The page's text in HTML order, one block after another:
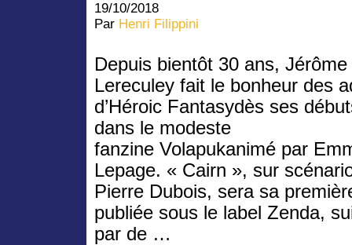
19/10/2018
Par Henri Filippini
Depuis bientôt 30 ans, Jérôme
Lereculey fait le bonheur des
d’Héroic Fantasydès ses
dans le modeste
fanzine Volapukanimé par
Lepage. « Cairn », sur
Pierre Dubois, sera sa
publiée sous le label Zenda,
par de …